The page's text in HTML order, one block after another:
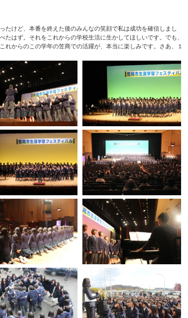
を
披
露！
たけど、本番を終えた後のみんなの笑顔で私は成功を確信しまし
はず。それをこれからの学校生活に生かしてほしいです。でも、
れからのこの学年の笠商での活躍が、本当に楽しみです。さあ、１